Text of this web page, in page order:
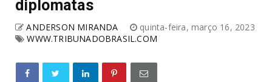
diplomatas
ANDERSON MIRANDA
quinta-feira, março 16, 2023
WWW.TRIBUNADOBRASIL.COM